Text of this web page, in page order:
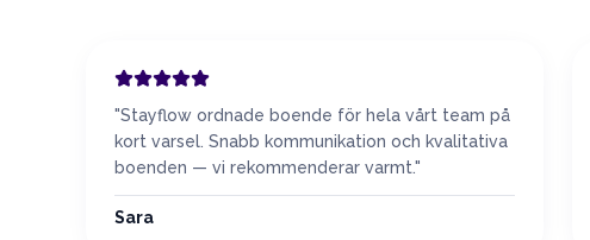
"Stayflow ordnade boende för hela vårt team på
kort varsel. Snabb kommunikation och kvalitativa
boenden — vi rekommenderar varmt."
Sara